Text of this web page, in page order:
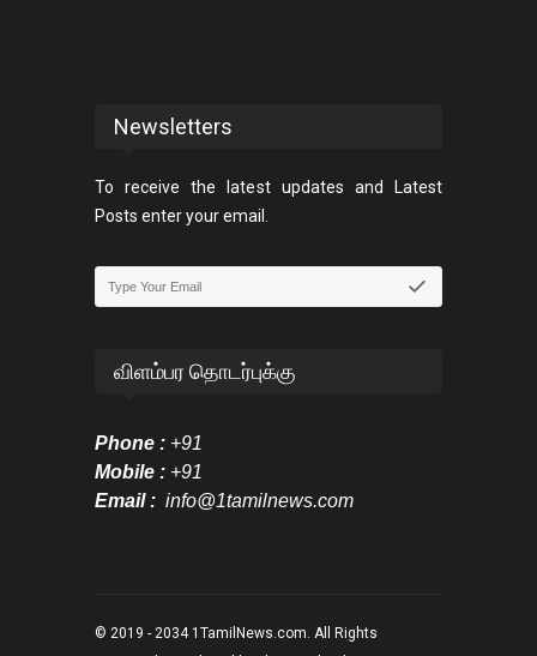
Newsletters
To receive the latest updates and Latest
Posts enter your email.
விளம்பர தொடர்புக்கு
Phone : +91
Mobile : +91
Email : info@1tamilnews.com
© 2019 - 2034 1TamilNews.com . All Rights